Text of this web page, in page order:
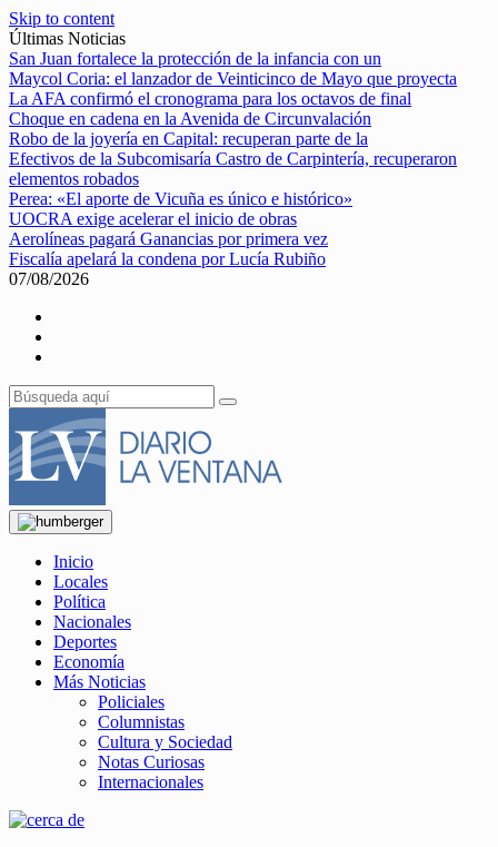
Skip to content
Últimas Noticias
San Juan fortalece la protección de la infancia con un
Maycol Coria: el lanzador de Veinticinco de Mayo que proyecta
La AFA confirmó el cronograma para los octavos de final
Choque en cadena en la Avenida de Circunvalación
Robo de la joyería en Capital: recuperan parte de la
Efectivos de la Subcomisaría Castro de Carpintería, recuperaron
elementos robados
Perea: «El aporte de Vicuña es único e histórico»
UOCRA exige acelerar el inicio de obras
Aerolíneas pagará Ganancias por primera vez
Fiscalía apelará la condena por Lucía Rubiño
07/08/2026
Inicio
Locales
Política
Nacionales
Deportes
Economía
Más Noticias
Policiales
Columnistas
Cultura y Sociedad
Notas Curiosas
Internacionales